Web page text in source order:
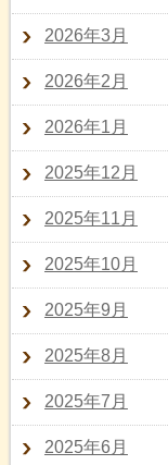
2026年3月
2026年2月
2026年1月
2025年12月
2025年11月
2025年10月
2025年9月
2025年8月
2025年7月
2025年6月